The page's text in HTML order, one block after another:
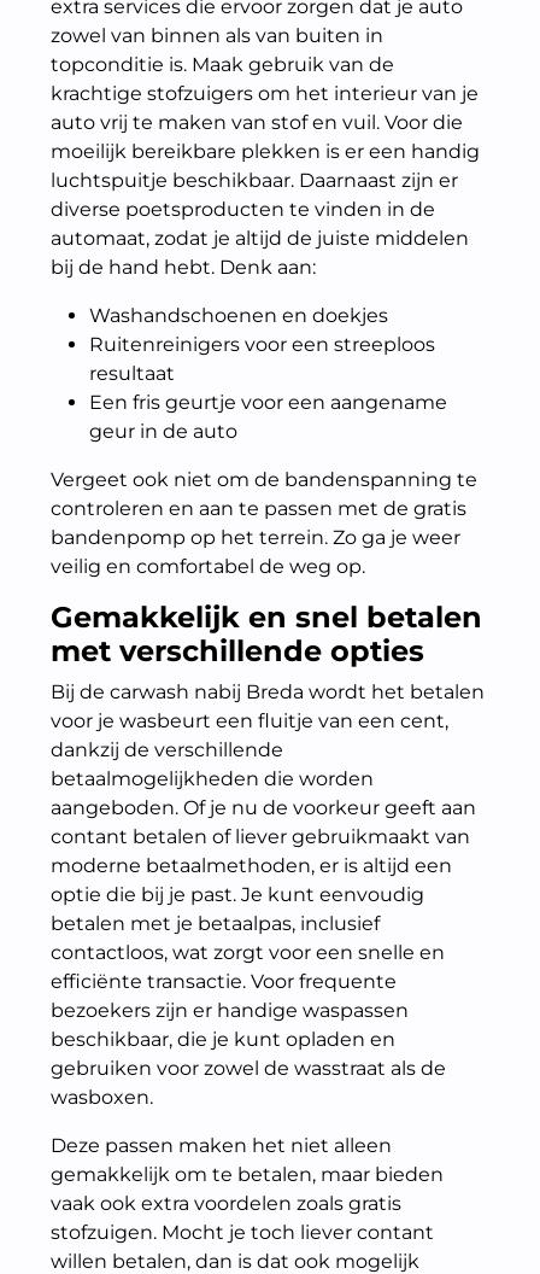
extra services die ervoor zorgen dat je auto
zowel van binnen als van buiten in
topconditie is. Maak gebruik van de
krachtige stofzuigers om het interieur van je
auto vrij te maken van stof en vuil. Voor die
moeilijk bereikbare plekken is er een handig
luchtspuitje beschikbaar. Daarnaast zijn er
diverse poetsproducten te vinden in de
automaat, zodat je altijd de juiste middelen
bij de hand hebt. Denk aan:
Washandschoenen en doekjes
Ruitenreinigers voor een streeploos
resultaat
Een fris geurtje voor een aangename
geur in de auto
Vergeet ook niet om de bandenspanning te
controleren en aan te passen met de gratis
bandenpomp op het terrein. Zo ga je weer
veilig en comfortabel de weg op.
Gemakkelijk en snel betalen
met verschillende opties
Bij de carwash nabij Breda wordt het betalen
voor je wasbeurt een fluitje van een cent,
dankzij de verschillende
betaalmogelijkheden die worden
aangeboden. Of je nu de voorkeur geeft aan
contant betalen of liever gebruikmaakt van
moderne betaalmethoden, er is altijd een
optie die bij je past. Je kunt eenvoudig
betalen met je betaalpas, inclusief
contactloos, wat zorgt voor een snelle en
efficiënte transactie. Voor frequente
bezoekers zijn er handige waspassen
beschikbaar, die je kunt opladen en
gebruiken voor zowel de wasstraat als de
wasboxen.
Deze passen maken het niet alleen
gemakkelijk om te betalen, maar bieden
vaak ook extra voordelen zoals gratis
stofzuigen. Mocht je toch liever contant
willen betalen, dan is dat ook mogelijk